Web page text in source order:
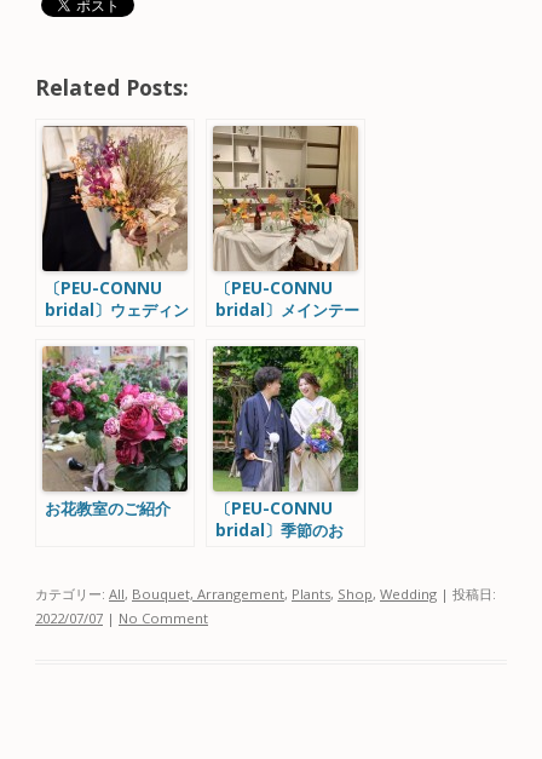
Related Posts:
〔PEU-CONNU
bridal〕ウェディン
〔PEU-CONNU
bridal〕メインテー
お花教室のご紹介
〔PEU-CONNU
bridal〕季節のお
カテゴリー: All, Bouquet, Arrangement, Plants, Shop, Wedding | 投稿日:
2022/07/07 | No Comment